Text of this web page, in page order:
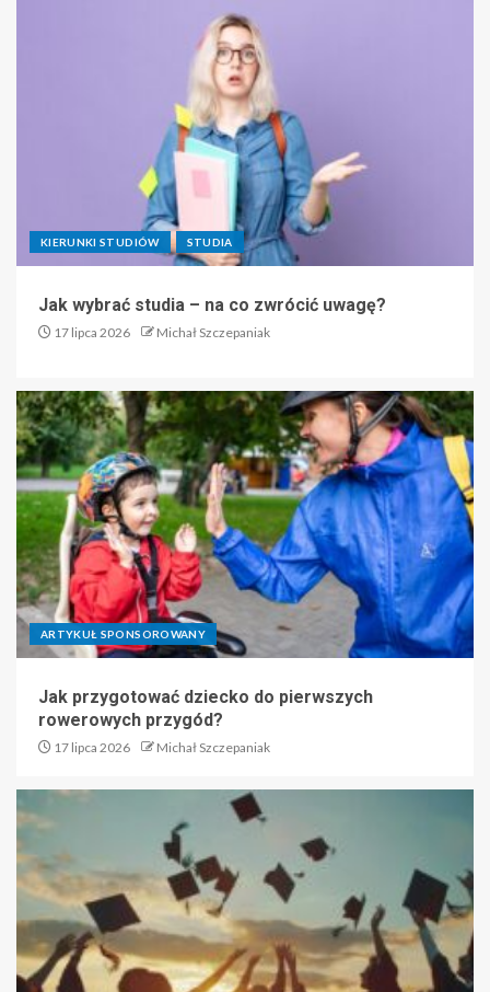
KIERUNKI STUDIÓW STUDIA
Jak wybrać studia – na co zwrócić uwagę?
17 lipca 2026 Michał Szczepaniak
ARTYKUŁ SPONSOROWANY
Jak przygotować dziecko do pierwszych
rowerowych przygód?
17 lipca 2026 Michał Szczepaniak